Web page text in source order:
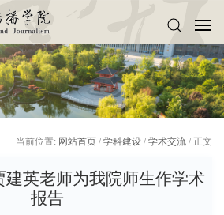
当前位置: 网站首页 / 学科建设 / 学术交流 / 正文
建英老师为我院师生作学术
报告